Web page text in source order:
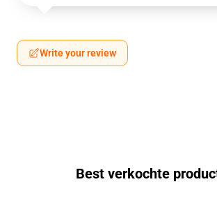
Write your review
Best verkochte